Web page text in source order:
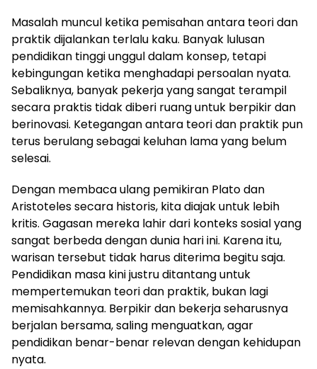
Masalah muncul ketika pemisahan antara teori dan
praktik dijalankan terlalu kaku. Banyak lulusan
pendidikan tinggi unggul dalam konsep, tetapi
kebingungan ketika menghadapi persoalan nyata.
Sebaliknya, banyak pekerja yang sangat terampil
secara praktis tidak diberi ruang untuk berpikir dan
berinovasi. Ketegangan antara teori dan praktik pun
terus berulang sebagai keluhan lama yang belum
selesai.
Dengan membaca ulang pemikiran Plato dan
Aristoteles secara historis, kita diajak untuk lebih
kritis. Gagasan mereka lahir dari konteks sosial yang
sangat berbeda dengan dunia hari ini. Karena itu,
warisan tersebut tidak harus diterima begitu saja.
Pendidikan masa kini justru ditantang untuk
mempertemukan teori dan praktik, bukan lagi
memisahkannya. Berpikir dan bekerja seharusnya
berjalan bersama, saling menguatkan, agar
pendidikan benar-benar relevan dengan kehidupan
nyata.